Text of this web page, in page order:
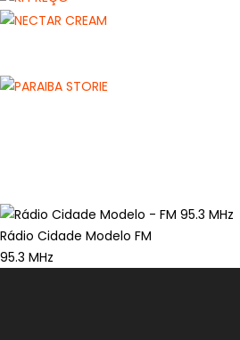
Rádio Cidade Modelo FM
95.3 MHz